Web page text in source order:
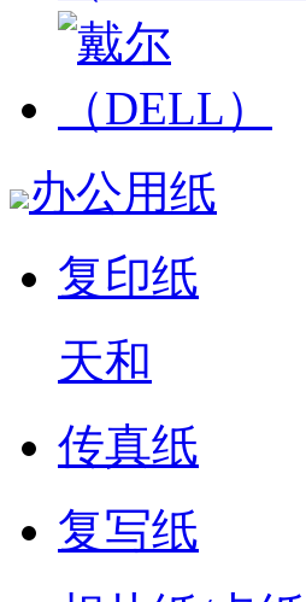
办公用纸
复印纸
天和
传真纸
复写纸